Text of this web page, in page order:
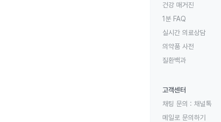
건강 매거진
1분 FAQ
실시간 의료상담
의약품 사전
질환백과
고객센터
채팅 문의 : 채널톡
메일로 문의하기